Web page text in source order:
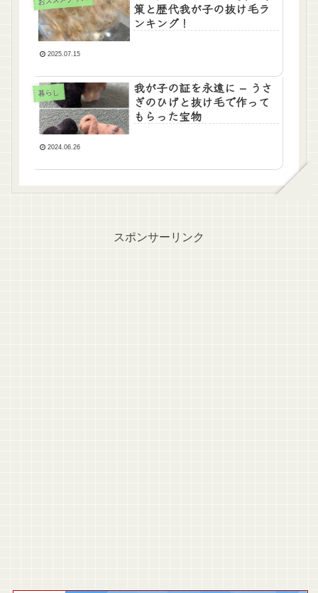
策と歴代我が子の抜け毛ラ
ンキング！
2025.07.15
暮らし
我が子の証を永遠に – うさ
ぎのひげと抜け毛で作って
もらった宝物
2024.06.26
スポンサーリンク